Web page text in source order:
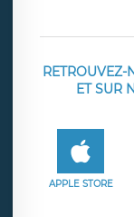
RETROUVEZ-
ET SUR
APPLE STORE